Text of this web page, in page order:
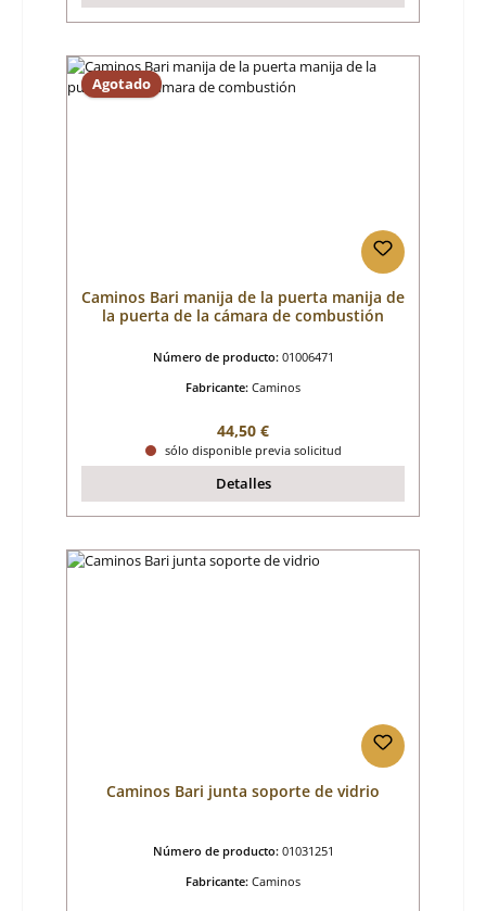
Agotado
Caminos Bari manija de la puerta manija de
la puerta de la cámara de combustión
Número de producto: 01006471
Fabricante: Caminos
Precio normal:
44,50 €
sólo disponible previa solicitud
Detalles
Caminos Bari junta soporte de vidrio
Número de producto: 01031251
Fabricante: Caminos